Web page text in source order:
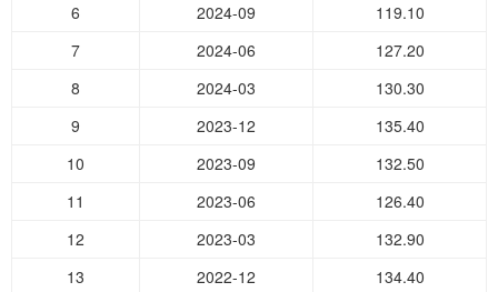
6
2024-09
119.10
7
2024-06
127.20
8
2024-03
130.30
9
2023-12
135.40
10
2023-09
132.50
11
2023-06
126.40
12
2023-03
132.90
13
2022-12
134.40